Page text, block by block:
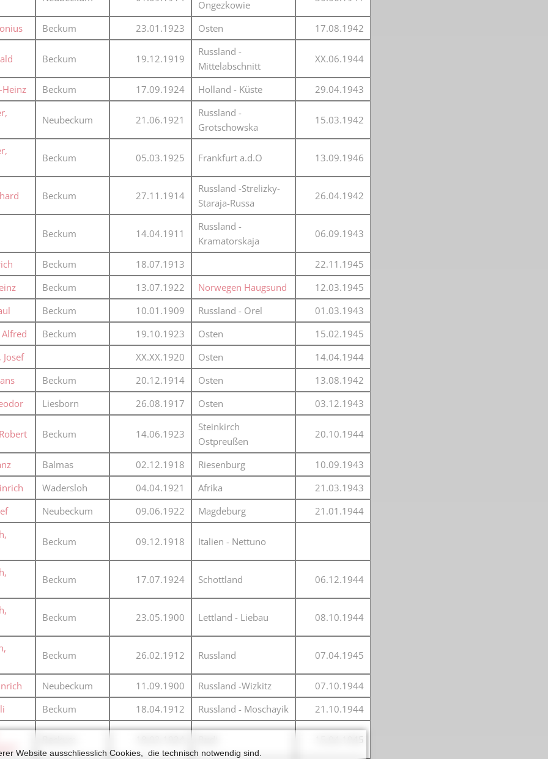
Karnevalistische Filme
Religiöse Filme
Sonstige Filme
Ongezkowie
Beckum 23.01.1923 Osten 17.08.1942
Beckum 19.12.1919
Russland -
Mittelabschnitt
XX.06.1944
Heinz Beckum 17.09.1924 Holland - Küste
29.04.1943
Neubeckum 21.06.1921
Russland -
Grotschowska
15.03.1942
Beckum 05.03.1925 Frankfurt a.d.O 13.09.1946
Beckum 27.11.1914
Russland -Strelizky-
Staraja-Russa
26.04.1942
Beckum 14.04.1911
Russland -
Kramatorskaja
06.09.1943
Beckum 18.07.1913
22.11.1945
Beckum 13.07.1922 Norwegen Haugsund
12.03.1945
Beckum 10.01.1909 Russland - Orel
01.03.1943
Beckum 19.10.1923 Osten
15.02.1945
XX.XX.1920 Osten
14.04.1944
Beckum 20.12.1914 Osten
13.08.1942
Liesborn 26.08.1917 Osten 03.12.1943
Beckum 14.06.1923
Steinkirch
Ostpreußen
20.10.1944
Balmas 02.12.1918 Riesenburg
10.09.1943
Wadersloh 04.04.1921 Afrika
21.03.1943
Neubeckum 09.06.1922 Magdeburg
21.01.1944
Beckum 09.12.1918 Italien - Nettuno
Beckum 17.07.1924 Schottland 06.12.1944
Beckum 23.05.1900 Lettland - Liebau 08.10.1944
Beckum 26.02.1912 Russland 07.04.1945
Neubeckum 11.09.1900 Russland -Wizkitz
07.10.1944
Beckum 18.04.1912 Russland - Moschayik
21.10.1944
15.04.1945
Website ausschliesslich Cookies, die technisch notwendig sind.